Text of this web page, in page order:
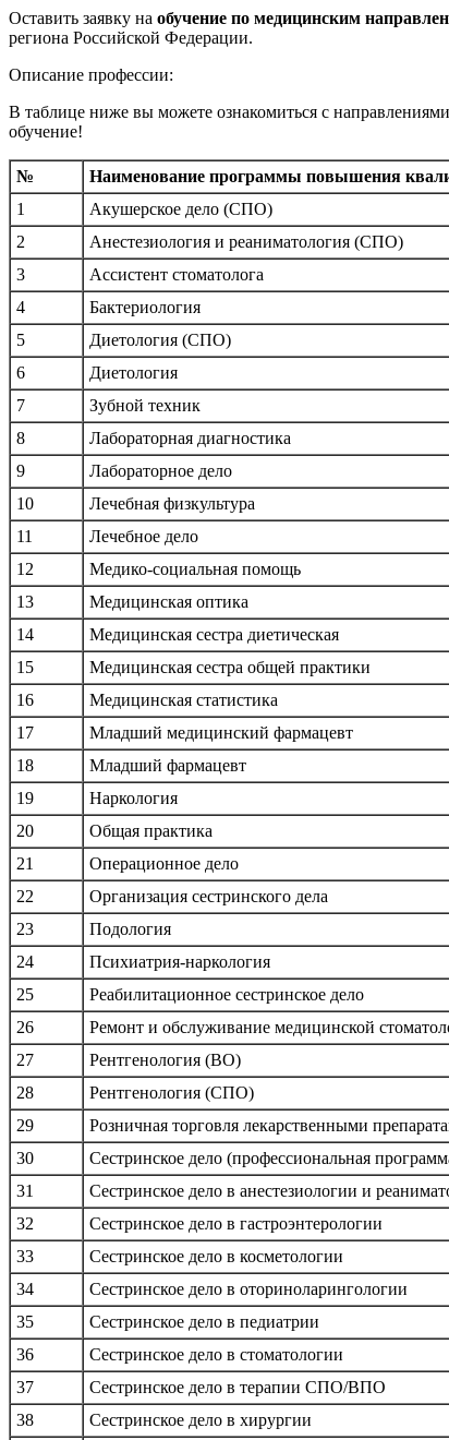
Оставить заявку на обучение по медицинским
региона Российской Федерации.
Описание профессии:
В таблице ниже вы можете ознакомиться с направлениями
обучение!
№ Наименование программы повышения
1
Акушерское дело (СПО)
2
Анестезиология и реаниматология (СПО)
3
Ассистент стоматолога
4
Бактериология
5
Диетология (СПО)
6
Диетология
7
Зубной техник
8
Лабораторная диагностика
9
Лабораторное дело
10
Лечебная физкультура
11
Лечебное дело
12
Медико-социальная помощь
13
Медицинская оптика
14
Медицинская сестра диетическая
15
Медицинская сестра общей практики
16
Медицинская статистика
17
Младший медицинский фармацевт
18
Младший фармацевт
19
Наркология
20
Общая практика
21
Операционное дело
22
Организация сестринского дела
23
Подология
24
Психиатрия-наркология
25
Реабилитационное сестринское дело
26
Ремонт и обслуживание медицинской
27
Рентгенология (ВО)
28
Рентгенология (СПО)
29
Розничная торговля лекарственными
30
Сестринское дело (профессиональная
31
Сестринское дело в анестезиологии и
32
Сестринское дело в гастроэнтерологии
33
Сестринское дело в косметологии
34
Сестринское дело в оториноларингологии
35
Сестринское дело в педиатрии
36
Сестринское дело в стоматологии
37
Сестринское дело в терапии СПО/ВПО
38
Сестринское дело в хирургии